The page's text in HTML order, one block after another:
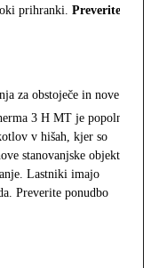
prihranki. Preverite
za obstoječe in nove
3 H MT je popolna
v hišah, kjer so
stanovanjske objekte.
Lastniki imajo
Preverite ponudbo